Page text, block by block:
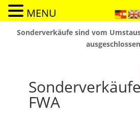
Sonderverkäufe sind vom
FWA
MENU